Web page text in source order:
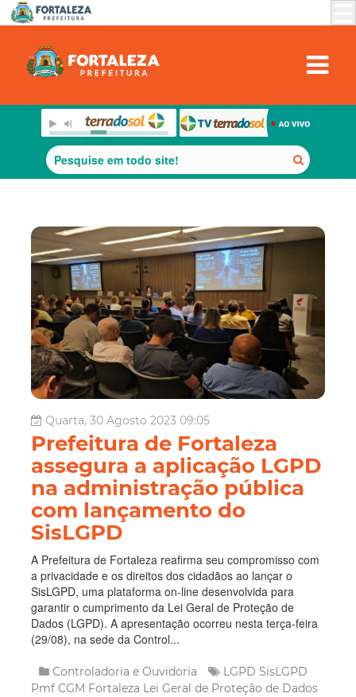
Quarta, 30 Agosto 2023 09:05
Prefeitura de Fortaleza
assegura a aplicação LGPD
na administração pública
com lançamento do
SisLGPD
A Prefeitura de Fortaleza reafirma seu compromisso com
a privacidade e os direitos dos cidadãos ao lançar o
SisLGPD, uma plataforma on-line desenvolvida para
garantir o cumprimento da Lei Geral de Proteção de
Dados (LGPD). A apresentação ocorreu nesta terça-feira
(29/08), na sede da Control...
Controladoria e Ouvidoria LGPD SisLGPD
Pmf CGM Fortaleza Lei Geral de Proteção de Dados